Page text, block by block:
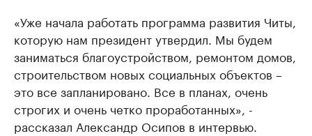
«Уже начала работать программа развития Читы,
которую нам президент утвердил. Мы будем
заниматься благоустройством, ремонтом домов,
строительством новых социальных объектов –
это все запланировано. Все в планах, очень
строгих и очень четко проработанных», -
рассказал Александр Осипов в интервью.